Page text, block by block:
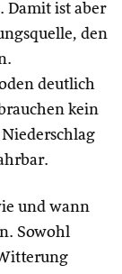
Damit ist aber
den
deutlich
kein
und wann
Sowohl